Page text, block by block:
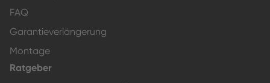
FAQ
Garantieverlängerung
Montage
Ratgeber